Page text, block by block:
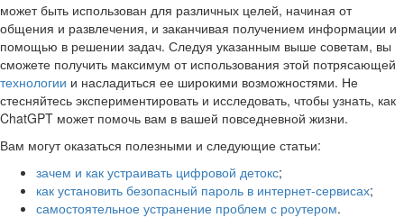
может быть использован для различных целей, начиная от
общения и развлечения, и заканчивая получением информации и
помощью в решении задач. Следуя указанным выше советам, вы
сможете получить максимум от использования этой потрясающей
технологии и насладиться ее широкими возможностями. Не
стесняйтесь экспериментировать и исследовать, чтобы узнать, как
ChatGPT может помочь вам в вашей повседневной жизни.
Вам могут оказаться полезными и следующие статьи:
зачем и как устраивать цифровой детокс;
как установить безопасный пароль в интернет-сервисах;
самостоятельное устранение проблем с роутером.